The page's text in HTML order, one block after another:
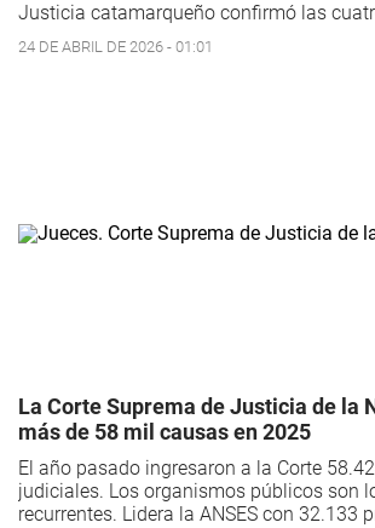
Justicia catamarqueño confirmó las
24 DE ABRIL DE 2026 - 01:01
La Corte Suprema de Justicia de la
más de 58 mil causas en 2025
El año pasado ingresaron a la Corte
judiciales. Los organismos públicos son
recurrentes. Lidera la ANSES con 32.133